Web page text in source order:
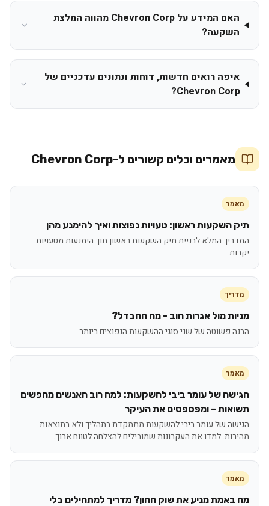
האם המידע על Chevron Corp מהווה המלצת
השקעה?
איפה רואים חדשות, דוחות ונתונים עדכניים של
Chevron Corp?
מאמרים וכלים קשורים ל-Chevron Corp
מאמר
תיק השקעות ראשון: טעויות נפוצות ואיך להימנע מהן
המדריך המלא לבניית תיק השקעות ראשון תוך הימנעות מטעויות
יקרות
מדריך
מניות מול אגרות חוב - מה ההבדל?
הבנה פשוטה של שני סוגי ההשקעות הנפוצים ביותר
מאמר
הגישה של עומר ביבי להשקעות: למה רוב האנשים מחפשים
תשואות – ומפספסים את העיקר
הגישה של עומר ביבי להשקעות מתמקדת בתהליך ולא בתוצאות
מהירות. למדו את העקרונות שמובילים להצלחה לטווח ארוך.
מאמר
מה באמת מניע את שוק ההון? מדריך למתחילים בלי